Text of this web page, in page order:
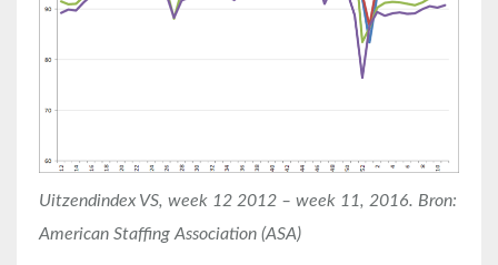
Uitzendindex VS, week 12 2012 – week 11, 2016. Bron:
American Staffing Association (ASA)